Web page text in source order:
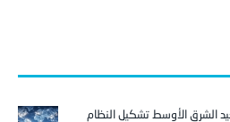
الشرق الأوسط تشكيل النظام